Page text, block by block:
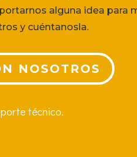
alguna idea para
y cuéntanosla.
NOSOTROS
técnico.